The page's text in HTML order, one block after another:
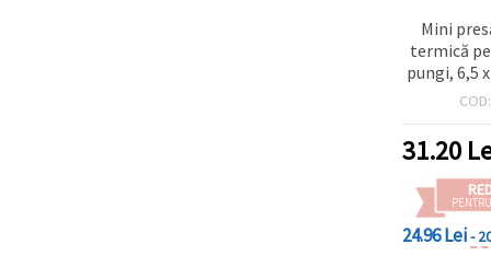
Mini
termică
pungi, 6,5
COD:
31.20
24.96 Lei-